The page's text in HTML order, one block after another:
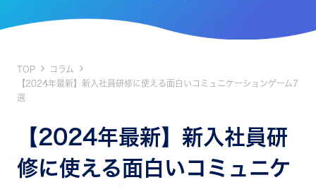
TOP
コラム
【2024年最新】新入社員研修に使える面白いコミュニケーションゲーム7
選
【2024年最新】新入社員研
修に使える面白いコミュニケ